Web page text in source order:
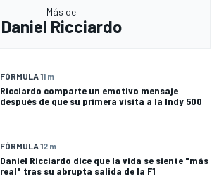
Más de
Daniel Ricciardo
FÓRMULA 11 m
Ricciardo comparte un emotivo mensaje
después de que su primera visita a la Indy 500
FÓRMULA 12 m
Daniel Ricciardo dice que la vida se siente "más
real" tras su abrupta salida de la F1